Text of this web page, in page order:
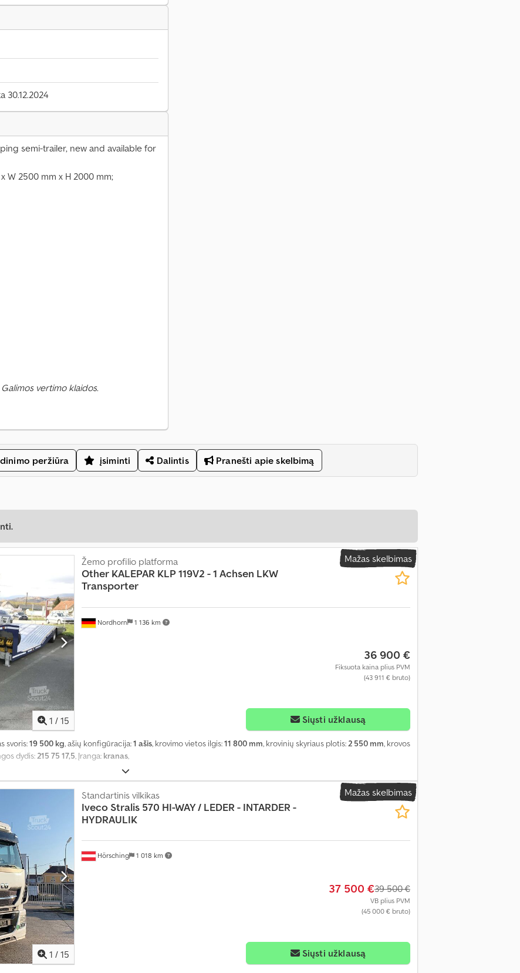
30.12.2024
semi-trailer, new and available for
W 2500 mm x H 2000 mm;
vertimo klaidos.
peržiūra įsiminti Dalintis Pranešti apie skelbimą
Mažas skelbimas
1 / 15
Nordhorn 1 136 km
Žemo profilio platforma
Other KALEPAR KLP 119V2 - 1 Achsen LKW
Transporter
36 900 €
Fiksuota kaina plius PVM
(43 911 € bruto)
Siųsti užklausą
svoris:19 500 kg, ašių konfigūracija:1 ašis, krovimo vietos ilgis:11 800 mm, krovinių skyriaus plotis:2 550 mm, krovos
dydis:215 75 17,5, Įranga: kranas,
Mažas skelbimas
1 / 15
Hörsching 1 018 km
Standartinis vilkikas
Iveco Stralis 570 HI-WAY / LEDER - INTARDER -
HYDRAULIK
37 500 €39 500 €
VB plius PVM
(45 000 € bruto)
Siųsti užklausą